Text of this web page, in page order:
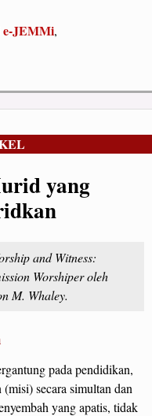
e-JEMMi,
yang
and Witness:
Worshiper oleh
M. Whaley.
pada pendidikan,
secara simultan dan
yang apatis, tidak